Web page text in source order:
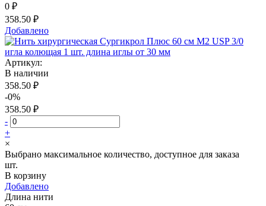
0 ₽
358.50 ₽
Добавлено
Артикул:
В наличии
358.50 ₽
-0%
358.50 ₽
-
+
×
Выбрано максимальное количество, доступное для заказа
шт.
В корзину
Добавлено
Длина нити